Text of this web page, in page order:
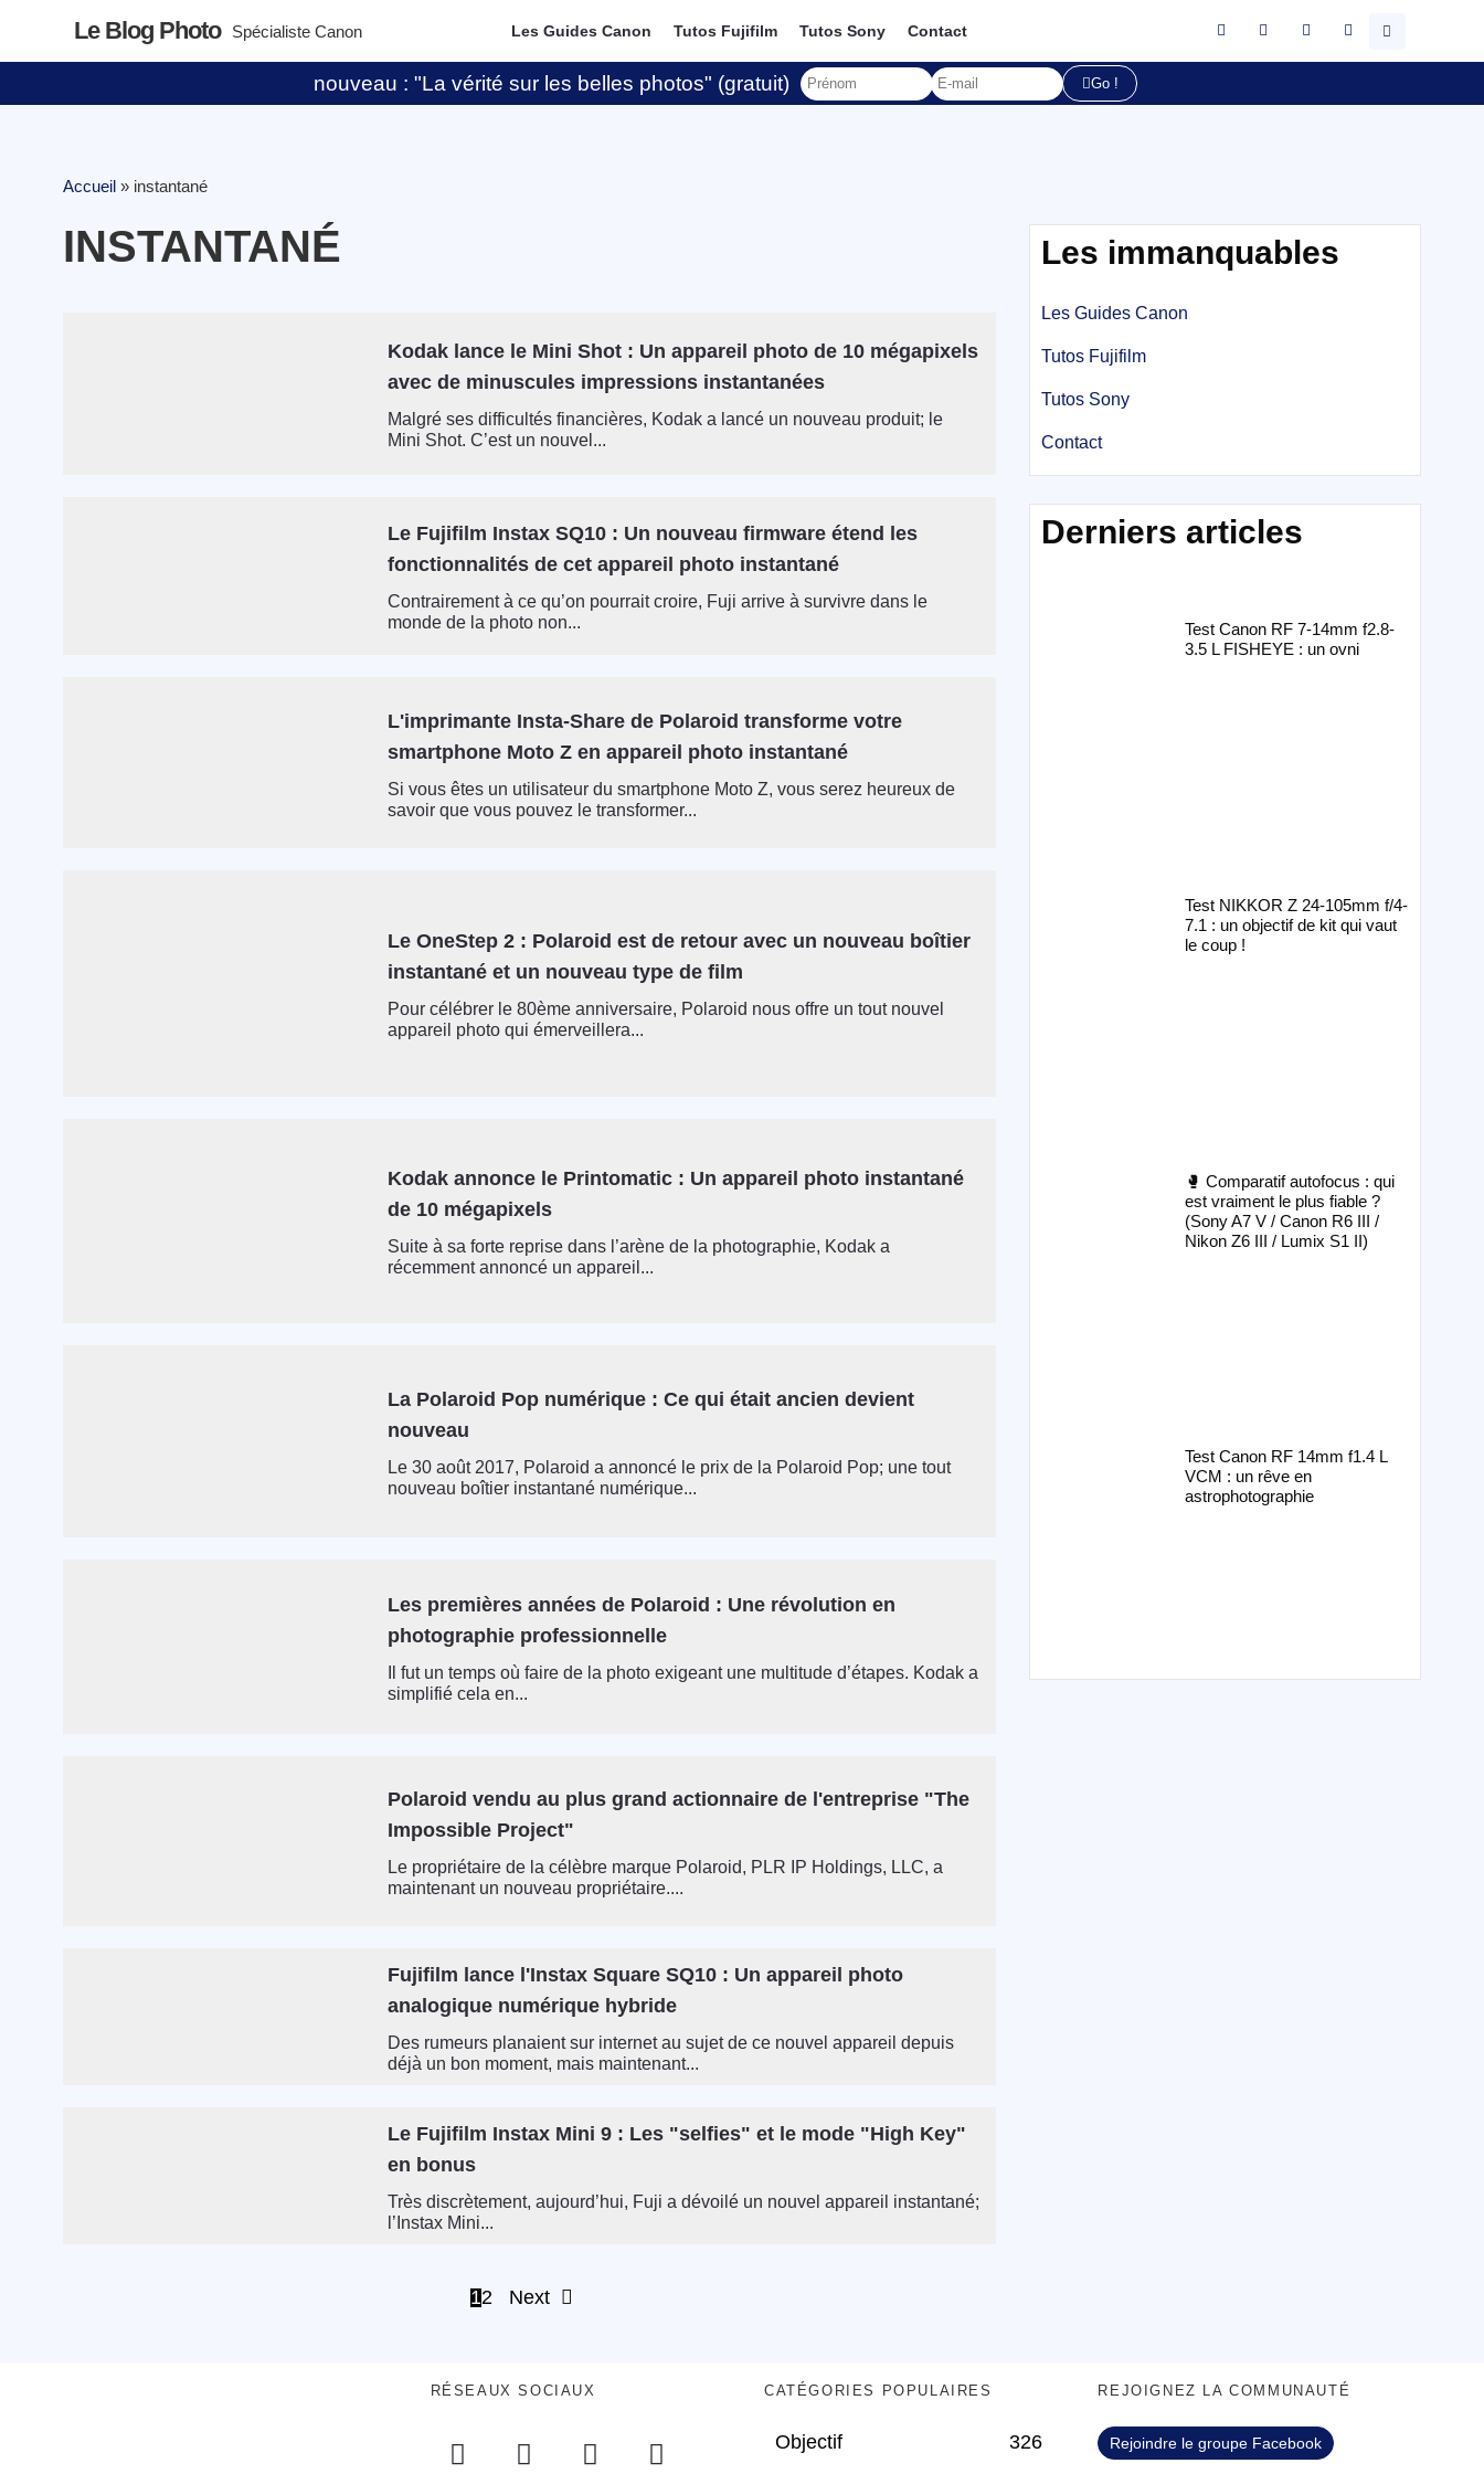
Le Blog Photo Spécialiste Canon Les Guides Canon Tutos Fujifilm Tutos Sony Contact
nouveau : "La vérité sur les belles photos" (gratuit) Go !
Accueil » instantané
INSTANTANÉ
Kodak lance le Mini Shot : Un appareil photo de 10 mégapixels
avec de minuscules impressions instantanées
Malgré ses difficultés financières, Kodak a lancé un nouveau produit; le
Mini Shot. C’est un nouvel...
Le Fujifilm Instax SQ10 : Un nouveau firmware étend les
fonctionnalités de cet appareil photo instantané
Contrairement à ce qu’on pourrait croire, Fuji arrive à survivre dans le
monde de la photo non...
L'imprimante Insta-Share de Polaroid transforme votre
smartphone Moto Z en appareil photo instantané
Si vous êtes un utilisateur du smartphone Moto Z, vous serez heureux de
savoir que vous pouvez le transformer...
Le OneStep 2 : Polaroid est de retour avec un nouveau boîtier
instantané et un nouveau type de film
Pour célébrer le 80ème anniversaire, Polaroid nous offre un tout nouvel
appareil photo qui émerveillera...
Kodak annonce le Printomatic : Un appareil photo instantané
de 10 mégapixels
Suite à sa forte reprise dans l’arène de la photographie, Kodak a
récemment annoncé un appareil...
La Polaroid Pop numérique : Ce qui était ancien devient
nouveau
Le 30 août 2017, Polaroid a annoncé le prix de la Polaroid Pop; une tout
nouveau boîtier instantané numérique...
Les premières années de Polaroid : Une révolution en
photographie professionnelle
Il fut un temps où faire de la photo exigeant une multitude d’étapes. Kodak a
simplifié cela en...
Polaroid vendu au plus grand actionnaire de l'entreprise "The
Impossible Project"
Le propriétaire de la célèbre marque Polaroid, PLR IP Holdings, LLC, a
maintenant un nouveau propriétaire....
Fujifilm lance l'Instax Square SQ10 : Un appareil photo
analogique numérique hybride
Des rumeurs planaient sur internet au sujet de ce nouvel appareil depuis
déjà un bon moment, mais maintenant...
Le Fujifilm Instax Mini 9 : Les "selfies" et le mode "High Key"
en bonus
Très discrètement, aujourd’hui, Fuji a dévoilé un nouvel appareil instantané;
l’Instax Mini...
12 Next
Les immanquables
Les Guides Canon
Tutos Fujifilm
Tutos Sony
Contact
Derniers articles
Test Canon RF 7-14mm f2.8-
3.5 L FISHEYE : un ovni
Test NIKKOR Z 24-105mm f/4-
7.1 : un objectif de kit qui vaut
le coup !
🥊 Comparatif autofocus : qui
est vraiment le plus fiable ?
(Sony A7 V / Canon R6 III /
Nikon Z6 III / Lumix S1 II)
Test Canon RF 14mm f1.4 L
VCM : un rêve en
astrophotographie
RÉSEAUX SOCIAUX CATÉGORIES POPULAIRES
Objectif
326
REJOIGNEZ LA COMMUNAUTÉ
Rejoindre le groupe Facebook